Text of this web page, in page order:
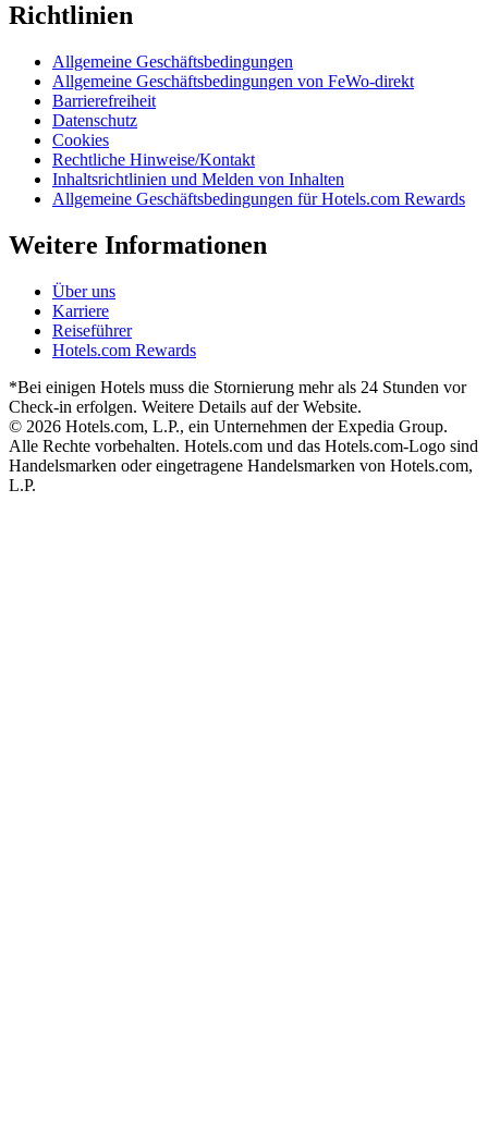
Richtlinien
Allgemeine Geschäftsbedingungen
Allgemeine Geschäftsbedingungen von FeWo-direkt
Barrierefreiheit
Datenschutz
Cookies
Rechtliche Hinweise/Kontakt
Inhaltsrichtlinien und Melden von Inhalten
Allgemeine Geschäftsbedingungen für Hotels.com Rewards
Weitere Informationen
Über uns
Karriere
Reiseführer
Hotels.com Rewards
*Bei einigen Hotels muss die Stornierung mehr als 24 Stunden vor
Check-in erfolgen. Weitere Details auf der Website.
© 2026 Hotels.com, L.P., ein Unternehmen der Expedia Group.
Alle Rechte vorbehalten. Hotels.com und das Hotels.com-Logo sind
Handelsmarken oder eingetragene Handelsmarken von Hotels.com,
L.P.